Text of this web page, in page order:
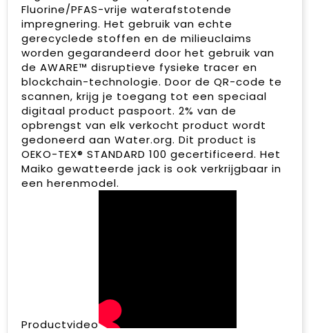
Fluorine/PFAS-vrije waterafstotende
impregnering. Het gebruik van echte
gerecyclede stoffen en de milieuclaims
worden gegarandeerd door het gebruik van
de AWARE™ disruptieve fysieke tracer en
blockchain-technologie. Door de QR-code te
scannen, krijg je toegang tot een speciaal
digitaal product paspoort. 2% van de
opbrengst van elk verkocht product wordt
gedoneerd aan Water.org. Dit product is
OEKO-TEX® STANDARD 100 gecertificeerd. Het
Maiko gewatteerde jack is ook verkrijgbaar in
een herenmodel.
Productvideo